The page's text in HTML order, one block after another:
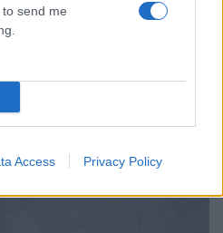
send me
Access Privacy Policy
τη στιγμή της
ορχήστρας